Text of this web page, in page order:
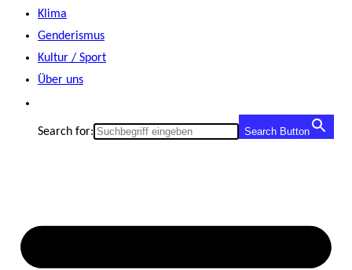
Klima
Genderismus
Kultur / Sport
Über uns
Search for: Search Button